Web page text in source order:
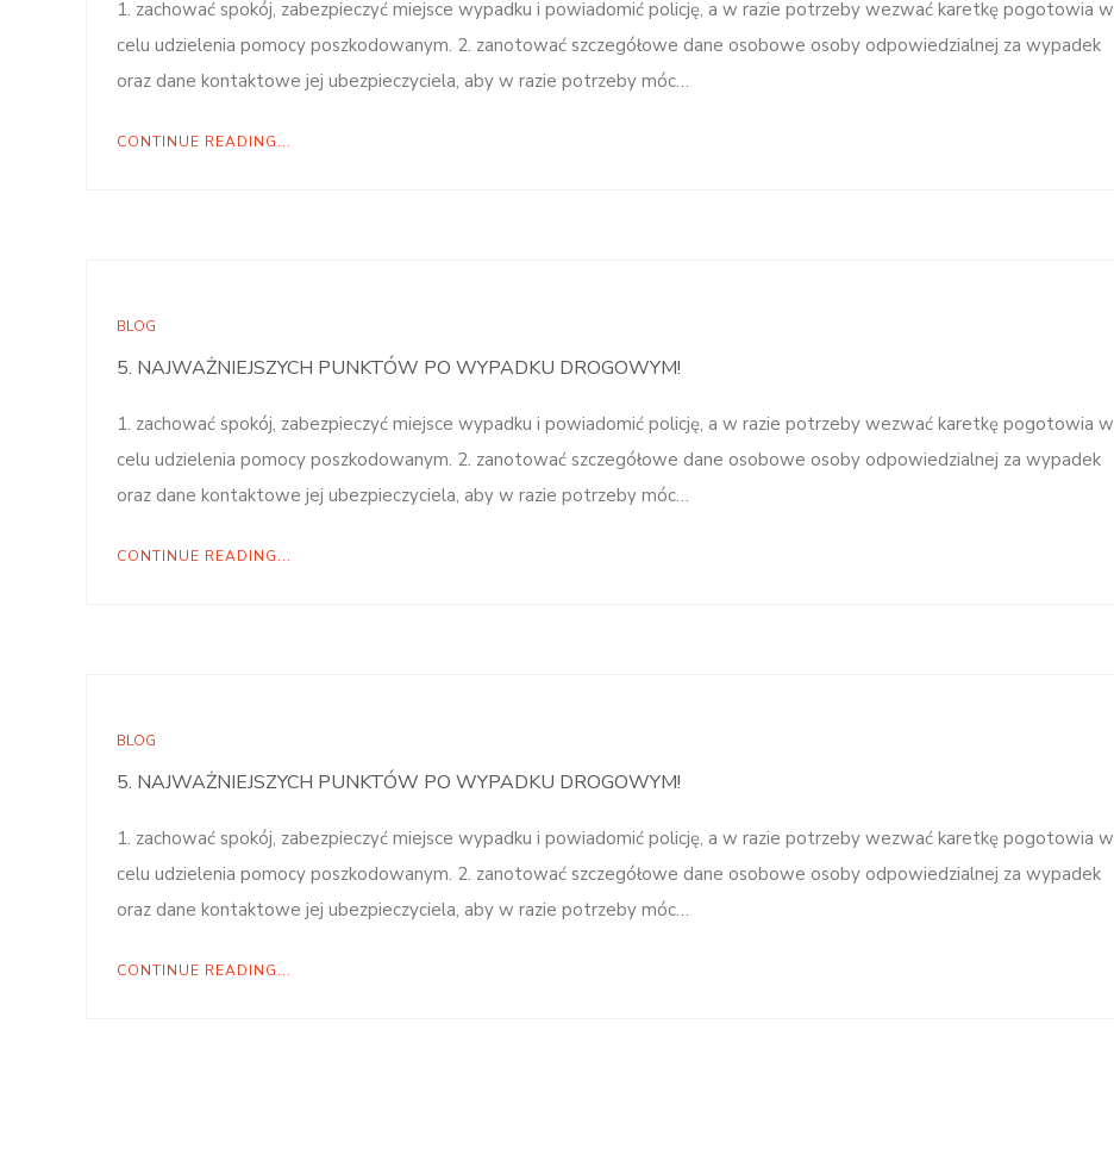
1. zachować spokój, zabezpieczyć miejsce wypadku i powiadomić policję, a w razie potrzeby wezwać karetkę pogotowia w
celu udzielenia pomocy poszkodowanym. 2. zanotować szczegółowe dane osobowe osoby odpowiedzialnej za wypadek
oraz dane kontaktowe jej ubezpieczyciela, aby w razie potrzeby móc…
CONTINUE READING...
BLOG
5. NAJWAŻNIEJSZYCH PUNKTÓW PO WYPADKU DROGOWYM!
1. zachować spokój, zabezpieczyć miejsce wypadku i powiadomić policję, a w razie potrzeby wezwać karetkę pogotowia w
celu udzielenia pomocy poszkodowanym. 2. zanotować szczegółowe dane osobowe osoby odpowiedzialnej za wypadek
oraz dane kontaktowe jej ubezpieczyciela, aby w razie potrzeby móc…
CONTINUE READING...
BLOG
5. NAJWAŻNIEJSZYCH PUNKTÓW PO WYPADKU DROGOWYM!
1. zachować spokój, zabezpieczyć miejsce wypadku i powiadomić policję, a w razie potrzeby wezwać karetkę pogotowia w
celu udzielenia pomocy poszkodowanym. 2. zanotować szczegółowe dane osobowe osoby odpowiedzialnej za wypadek
oraz dane kontaktowe jej ubezpieczyciela, aby w razie potrzeby móc…
CONTINUE READING...